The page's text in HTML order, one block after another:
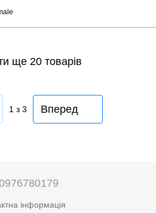
ще 20 товарів
1 з 3 Вперед
інформація